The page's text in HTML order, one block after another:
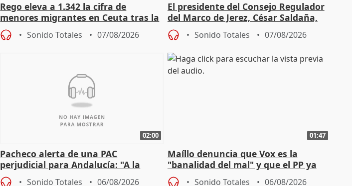
Rego eleva a 1.342 la cifra de
menores migrantes en Ceuta tras la
entrada masiva
Sonido Totales 07/08/2026
El presidente del Consejo Regulador
del Marco de Jerez, César Saldaña,
sobre exportaciones
Sonido Totales 07/08/2026
02:00
Pacheco alerta de una PAC
perjudicial para Andalucía: "A la
agricultura hay que protegerla"
Sonido Totales 06/08/2026
01:47
Maíllo denuncia que Vox es la
"banalidad del mal" y que el PP ya
asume todas sus tesis
Sonido Totales 06/08/2026